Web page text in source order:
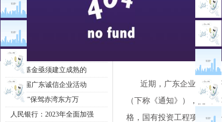
文章点击排行
重大突发公共卫生事件一
2020广东省守合同重信用企
私募基金亟须建立成熟的
第五届广东诚信企业活动
“诚信”保驾赤湾东方万
人民银行：2023年全面加强
诚信新闻
近期，广东企业继续有
（下称《通知》），提出
格，国有投资工程项目务